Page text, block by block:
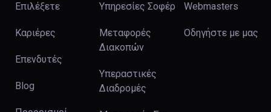
Επιλέξετε
Καριέρες
Επενδυτές
Blog
Υπηρεσίες Σοφέρ
Μεταφορές
Διακοπών
Υπεραστικές
Διαδρομές
Webmasters
Οδηγήστε με μας